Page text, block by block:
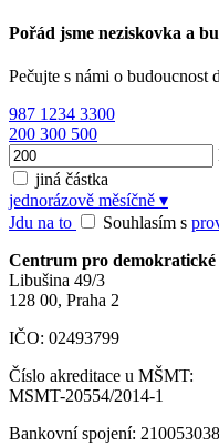
Pořád jsme neziskovka a
Pečujte s námi o budoucnost
987 1234 3300
200 300 500
jiná částka
jednorázově měsíčně ▾
Jdu na to
Souhlasím s
Centrum pro demokratické
Libušina 49/3
128 00, Praha 2
IČO: 02493799
Číslo akreditace u MŠMT:
MSMT-20554/2014-1
Bankovní spojení: